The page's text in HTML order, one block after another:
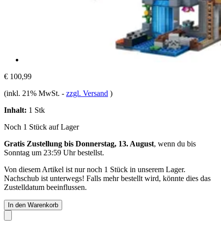
€ 100,99
(inkl. 21% MwSt. - zzgl. Versand )
Inhalt: 1 Stk
Noch 1 Stück auf Lager
Gratis Zustellung bis Donnerstag, 13. August, wenn du bis
Sonntag um 23:59 Uhrbestellst.
Von diesem Artikel ist nur noch 1 Stück in unserem Lager.
Nachschub ist unterwegs! Falls mehr bestellt wird, könnte dies das
Zustelldatum beeinflussen.
In den Warenkorb